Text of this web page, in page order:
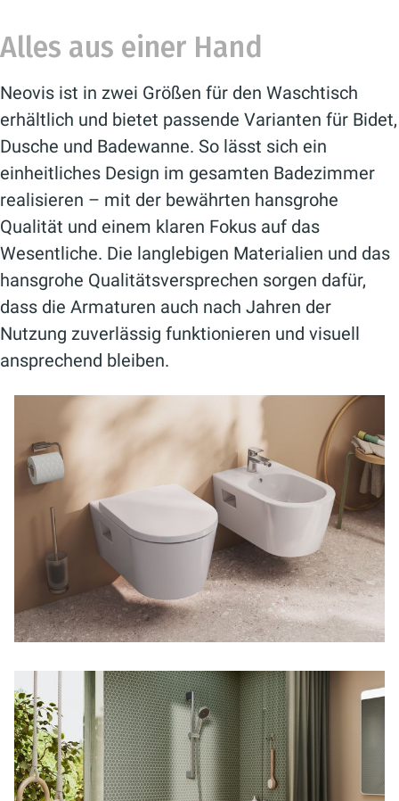
Alles aus einer Hand
Neovis ist in zwei Größen für den Waschtisch
erhältlich und bietet passende Varianten für Bidet,
Dusche und Badewanne. So lässt sich ein
einheitliches Design im gesamten Badezimmer
realisieren – mit der bewährten hansgrohe
Qualität und einem klaren Fokus auf das
Wesentliche. Die langlebigen Materialien und das
hansgrohe Qualitätsversprechen sorgen dafür,
dass die Armaturen auch nach Jahren der
Nutzung zuverlässig funktionieren und visuell
ansprechend bleiben.